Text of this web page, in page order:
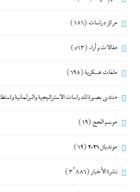
مركز دراسات (186)
مقالات و أراء (563)
ملفات عسكرية(698)
منتدى بصيرة للدراسات الاستراتيجية والبرلمانية
موسم الحج (19)
مونديال 2026 (69)
نشرة الأخبار (3٬886)